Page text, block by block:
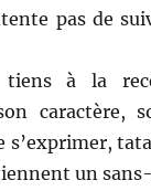
pas de
à la
caractère,
s’exprimer,
un